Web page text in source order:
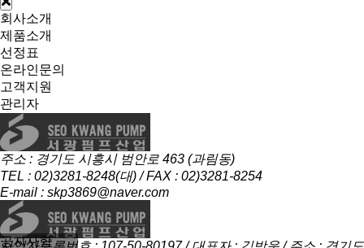
공지사항
회사소개
제품소개
선정표
온라인문의
고객지원
관리자
주소 : 경기도 시흥시 범안로 463 (과림동)
TEL : 02)3281-8248(대) / FAX : 02)3281-8254
E-mail : skp3869@naver.com